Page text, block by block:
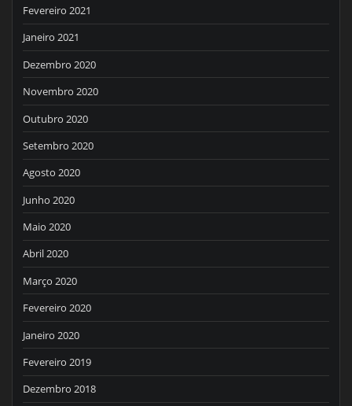
Fevereiro 2021
Janeiro 2021
Dezembro 2020
Novembro 2020
Outubro 2020
Setembro 2020
Agosto 2020
Junho 2020
Maio 2020
Abril 2020
Março 2020
Fevereiro 2020
Janeiro 2020
Fevereiro 2019
Dezembro 2018